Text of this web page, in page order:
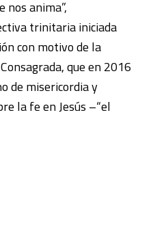
nos anima”,
trinitaria iniciada
con motivo de la
que en 2016
de misericordia y
la fe en Jesús –“el